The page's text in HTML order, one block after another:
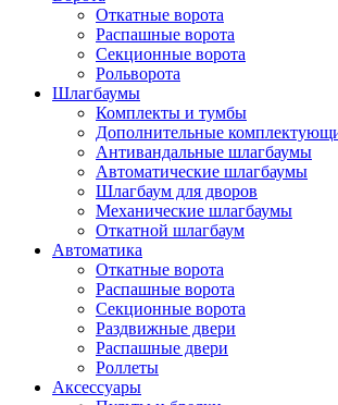
Откатные ворота
Распашные ворота
Секционные ворота
Рольворота
Шлагбаумы
Комплекты и тумбы
Дополнительные
Антивандальные шлагбаумы
Автоматические шлагбаумы
Шлагбаум для дворов
Механические шлагбаумы
Откатной шлагбаум
Автоматика
Откатные ворота
Распашные ворота
Секционные ворота
Раздвижные двери
Распашные двери
Роллеты
Аксессуары